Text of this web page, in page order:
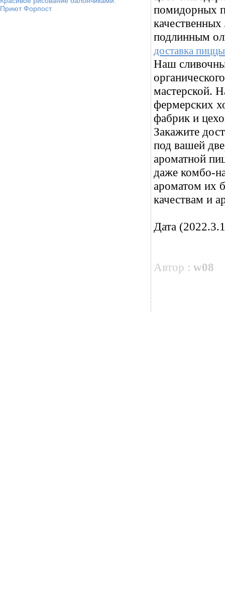
Приют Форпост
помидорных
подлинным
доставка
Наш
мастерской.
фермерских
фабрик и
Закажите
под вашей
ароматной
даже комбо-
ароматом их
качествам и
Дата
Автор : w08